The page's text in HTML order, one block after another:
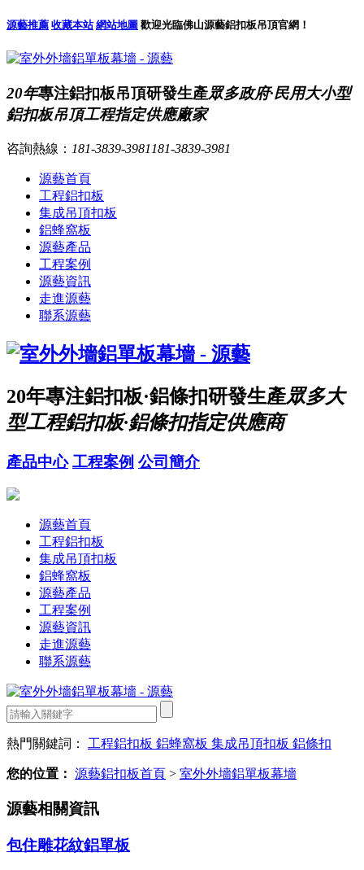
源藝推薦 收藏本站 網站地圖 歡迎光臨佛山源藝鋁扣板吊頂官網！
20年專注鋁扣板吊頂研發生產眾多政府·民用大小型
鋁扣板吊頂工程指定供應廠家
咨詢熱線： 181-3839-3981 181-3839-3981
源藝首頁
工程鋁扣板
集成吊頂扣板
鋁蜂窩板
源藝產品
工程案例
源藝資訊
走進源藝
聯系源藝
20年專注鋁扣板·鋁條扣研發生產眾多大
型工程鋁扣板·鋁條扣指定供應商
產品中心 工程案例 公司簡介
源藝首頁
工程鋁扣板
集成吊頂扣板
鋁蜂窩板
源藝產品
工程案例
源藝資訊
走進源藝
聯系源藝
熱門關鍵詞： 工程鋁扣板 鋁蜂窩板 集成吊頂扣板 鋁條扣
您的位置： 源藝鋁扣板首頁 > 室外外墻鋁單板幕墻
源藝相關資訊
包住雕花紋鋁單板